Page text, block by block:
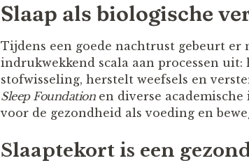
Slaap als biologische
Tijdens een goede nachtrust gebeurt er
indrukwekkend scala aan processen
stofwisseling, herstelt weefsels en
Sleep Foundationen diverse
voor de gezondheid als voeding en
Slaaptekort is een